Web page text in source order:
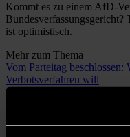
Kommt es zu einem AfD-
ist optimistisch.
Mehr zum Thema
Vom Parteitag
Verbotsverfahren will
SPD will AfD-Verbot
AfD-Verbot: „So ein
Demokratie“